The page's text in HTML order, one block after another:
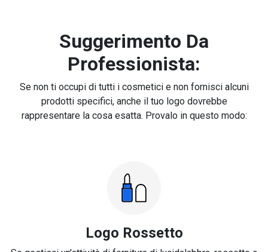
Suggerimento Da
Professionista:
Se non ti occupi di tutti i cosmetici e non fornisci alcuni
prodotti specifici, anche il tuo logo dovrebbe
rappresentare la cosa esatta. Provalo in questo modo:
Logo Rossetto